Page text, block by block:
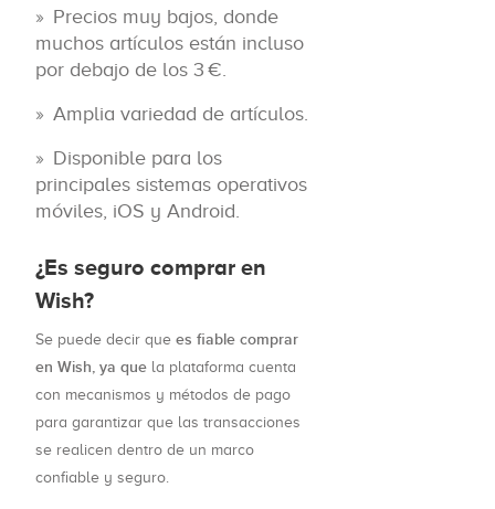
Precios muy bajos, donde
muchos artículos están incluso
por debajo de los 3 €.
Amplia variedad de artículos.
Disponible para los
principales sistemas operativos
móviles, iOS y Android.
¿Es seguro comprar en
Wish?
Se puede decir que es fiable comprar
en Wish, ya que la plataforma cuenta
con mecanismos y métodos de pago
para garantizar que las transacciones
se realicen dentro de un marco
confiable y seguro.